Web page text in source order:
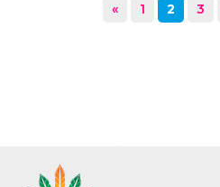
« 1 2 3